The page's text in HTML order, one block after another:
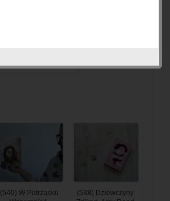
(540) W Potrzasku
(538) Dziewczyny